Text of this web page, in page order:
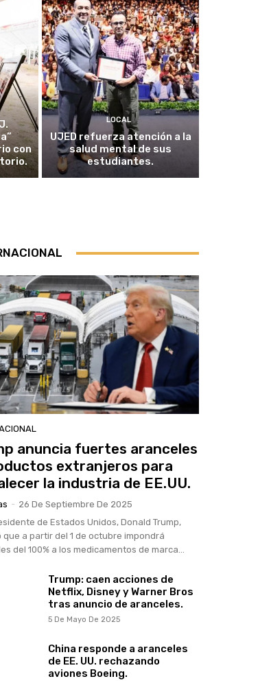
con
LOCAL
UJED refuerza atención a la
salud mental de sus
estudiantes.
anuncia fuertes aranceles
extranjeros para
la industria de EE.UU.
- 26 De Septiembre De 2025
de Estados Unidos, Donald Trump,
que a partir del 1 de octubre impondrá
del 100% a los medicamentos de marca...
Trump: caen acciones de
Netflix, Disney y Warner Bros
tras anuncio de aranceles.
5 De Mayo De 2025
China responde a aranceles
de EE. UU. rechazando
aviones Boeing.